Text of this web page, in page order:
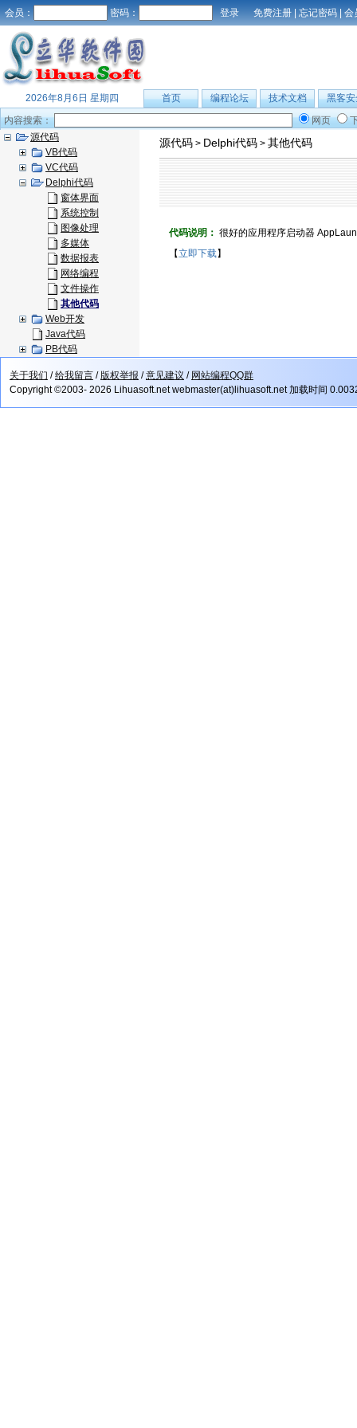
会员： 密码： 免费注册 | 忘记密码 | 会
2026年8月6日 星期四 首页 编程论坛 技术文档
黑客安
内容搜索：
网页
源代码
VB代码
VC代码
Delphi代码
窗体界面
系统控制
图像处理
多媒体
数据报表
网络编程
文件操作
其他代码
Web开发
Java代码
PB代码
源代码 > Delphi代码 > 其他代码
代码说明： 很好的应用程序启动器
【立即下载】
关于我们 /给我留言 /版权举报 /意见建议 / 网站编程QQ群
Copyright ©2003- 2026 Lihuasoft.net webmaster(at)lihuasoft.net 加载时间